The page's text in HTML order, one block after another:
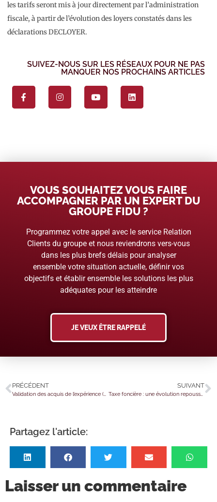
les tarifs seront mis à jour directement par l’administration
fiscale, à partir de l’évolution des loyers constatés dans les
déclarations DECLOYER.
SUIVEZ-NOUS SUR LES RÉSEAUX POUR NE PAS
MANQUER NOS PROCHAINS ARTICLES
VOUS SOUHAITEZ VOUS FAIRE
ACCOMPAGNER PAR UN EXPERT DU
GROUPE FIDU ?
Programmez votre appel avec le service Relation
Clients du groupe et nous reviendrons vers-vous
dans les plus brefs délais pour analyser
ensemble votre situation actuelle, définir vos
objectifs et établir ensemble les solutions les plus
adéquates pour les atteindre
JE VEUX ÊTRE RAPPELÉ
PRÉCÉDENT SUIVANT
Taxe foncière : une évolution repoussée de 2 ans
Partagez l'article:
Laisser un commentaire